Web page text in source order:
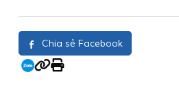
Chia sẻ Facebook